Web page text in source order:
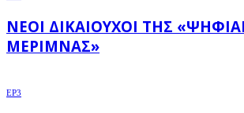
ΝΈΟΙ ΔΙΚΑΙΟΎΧΟΙ ΤΗΣ
ΜΈΡΙΜΝΑΣ»
EP3